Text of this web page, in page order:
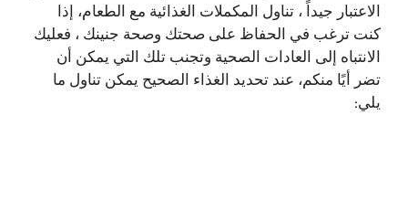
الاعتبار جيداً ، تناول المكملات الغذائية مع الطعام، إذا
كنت ترغب في الحفاظ على صحتك وصحة جنينك ، فعليك
الانتباه إلى العادات الصحية وتجنب تلك التي يمكن أن
تضر أيًا منكم، عند تحديد الغذاء الصحيح يمكن تناول ما
يلي: